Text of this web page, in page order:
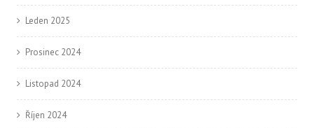
Leden 2025
Prosinec 2024
Listopad 2024
Říjen 2024